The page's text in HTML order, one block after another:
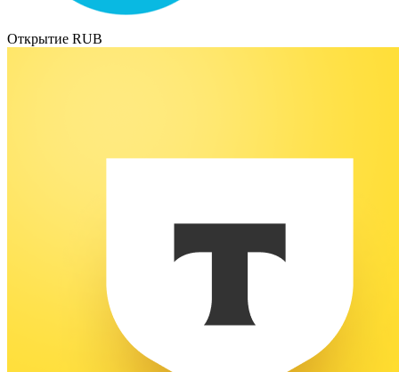
Открытие RUB